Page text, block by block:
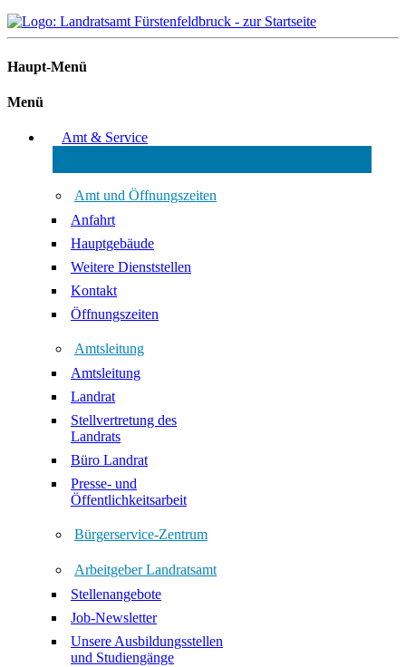
Haupt-Menü
Menü
Amt & Service
Amt und Öffnungszeiten
Anfahrt
Hauptgebäude
Weitere Dienststellen
Kontakt
Öffnungszeiten
Amtsleitung
Amtsleitung
Landrat
Stellvertretung des
Landrats
Büro Landrat
Presse- und
Öffentlichkeitsarbeit
Bürgerservice-Zentrum
Arbeitgeber Landratsamt
Stellenangebote
Job-Newsletter
Unsere Ausbildungsstellen
und Studiengänge